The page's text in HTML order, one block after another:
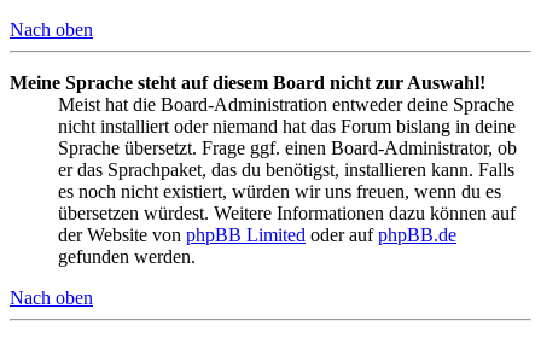
Nach oben
Meine Sprache steht auf diesem Board nicht zur Auswahl!
Meist hat die Board-Administration entweder deine Sprache
nicht installiert oder niemand hat das Forum bislang in deine
Sprache übersetzt. Frage ggf. einen Board-Administrator, ob
er das Sprachpaket, das du benötigst, installieren kann. Falls
es noch nicht existiert, würden wir uns freuen, wenn du es
übersetzen würdest. Weitere Informationen dazu können auf
der Website von phpBB Limited oder aufphpBB.de
gefunden werden.
Nach oben